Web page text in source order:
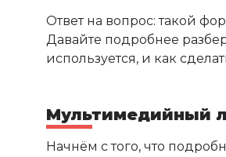
Ответ на вопрос: такой
Давайте подробнее
используется, и как
Мультимедийный
Начнём с того, что